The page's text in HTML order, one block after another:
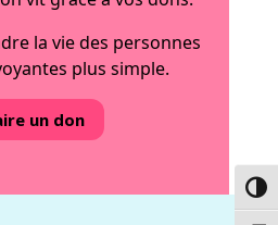
la vie des personnes
plus simple.
un don